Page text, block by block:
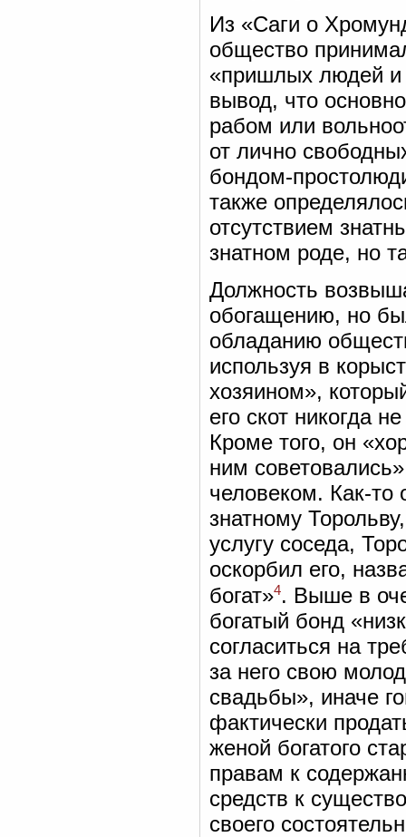
Из «Саги о
общество
«пришлых людей и
вывод, что
рабом или
от лично
бондом-
также
отсутствием
знатном роде, но
Должность
обогащению, но
обладанию
используя в
хозяином»,
его скот никогда
Кроме того, он
ним
человеком. Как-то
знатному
услугу соседа,
оскорбил его,
богат»4. Выше в
богатый бонд
согласиться на
за него свою
свадьбы», иначе
фактически
женой богатого
правам к
средств к
своего